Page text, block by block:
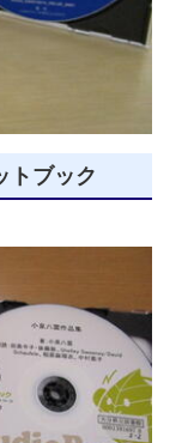
トブック